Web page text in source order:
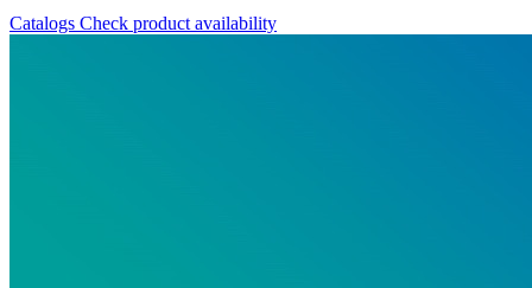
Catalogs Check product availability